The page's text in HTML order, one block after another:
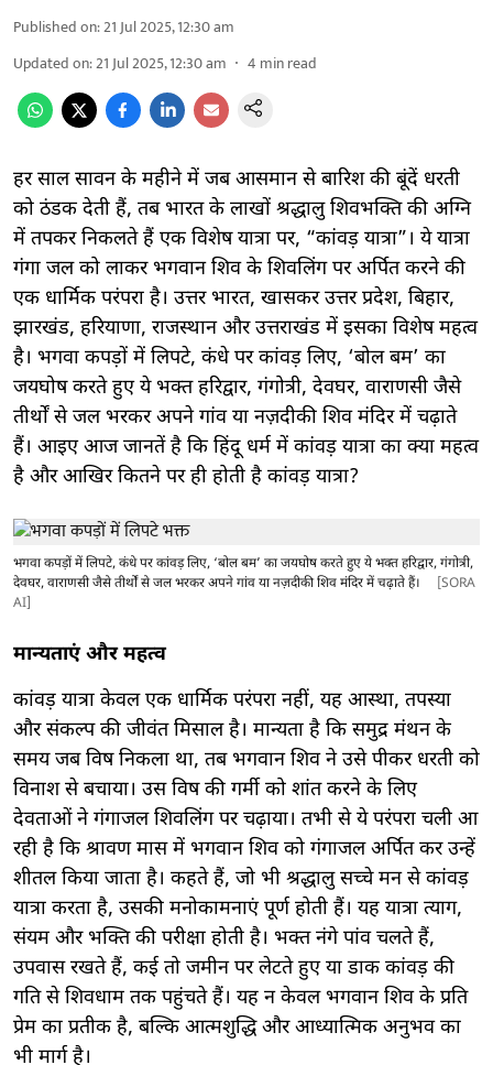
Published on:21 Jul 2025, 12:30 am
Updated on:21 Jul 2025, 12:30 am 4 min read
हर साल सावन के महीने में जब आसमान से बारिश की बूंदें धरती
को ठंडक देती हैं, तब भारत के लाखों श्रद्धालु शिवभक्ति की अग्नि
में तपकर निकलते हैं एक विशेष यात्रा पर, “कांवड़ यात्रा”। ये यात्रा
गंगा जल को लाकर भगवान शिव के शिवलिंग पर अर्पित करने की
एक धार्मिक परंपरा है। उत्तर भारत, खासकर उत्तर प्रदेश, बिहार,
झारखंड, हरियाणा, राजस्थान और उत्तराखंड में इसका विशेष महत्व
है। भगवा कपड़ों में लिपटे, कंधे पर कांवड़ लिए, ‘बोल बम’ का
जयघोष करते हुए ये भक्त हरिद्वार, गंगोत्री, देवघर, वाराणसी जैसे
तीर्थों से जल भरकर अपने गांव या नज़दीकी शिव मंदिर में चढ़ाते
हैं। आइए आज जानतें है कि हिंदू धर्म में कांवड़ यात्रा का क्या महत्व
है और आखिर कितने पर ही होती है कांवड़ यात्रा?
भगवा कपड़ों में लिपटे, कंधे पर कांवड़ लिए, ‘बोल बम’ का जयघोष करते हुए ये भक्त हरिद्वार, गंगोत्री,
देवघर, वाराणसी जैसे तीर्थों से जल भरकर अपने गांव या नज़दीकी शिव मंदिर में चढ़ाते हैं।
[SORA
AI]
मान्यताएं और महत्व
कांवड़ यात्रा केवल एक धार्मिक परंपरा नहीं, यह आस्था, तपस्या
और संकल्प की जीवंत मिसाल है। मान्यता है कि समुद्र मंथन के
समय जब विष निकला था, तब भगवान शिव ने उसे पीकर धरती को
विनाश से बचाया। उस विष की गर्मी को शांत करने के लिए
देवताओं ने गंगाजल शिवलिंग पर चढ़ाया। तभी से ये परंपरा चली आ
रही है कि श्रावण मास में भगवान शिव को गंगाजल अर्पित कर उन्हें
शीतल किया जाता है। कहते हैं, जो भी श्रद्धालु सच्चे मन से कांवड़
यात्रा करता है, उसकी मनोकामनाएं पूर्ण होती हैं। यह यात्रा त्याग,
संयम और भक्ति की परीक्षा होती है। भक्त नंगे पांव चलते हैं,
उपवास रखते हैं, कई तो जमीन पर लेटते हुए या डाक कांवड़ की
गति से शिवधाम तक पहुंचते हैं। यह न केवल भगवान शिव के प्रति
प्रेम का प्रतीक है, बल्कि आत्मशुद्धि और आध्यात्मिक अनुभव का
भी मार्ग है।